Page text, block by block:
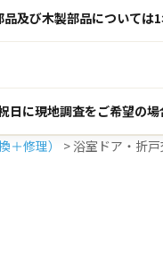
及び木製部品については
日に現地調査をご希望の場
＋修理） > 浴室ドア・折